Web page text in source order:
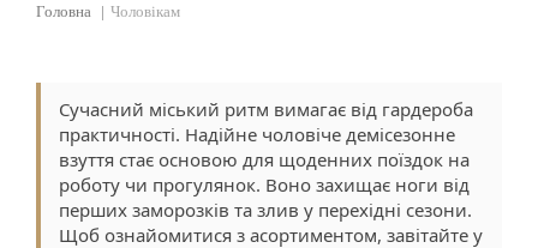
Головна Чоловікам
Сучасний міський ритм вимагає від гардероба
практичності. Надійне чоловіче демісезонне
взуття стає основою для щоденних поїздок на
роботу чи прогулянок. Воно захищає ноги від
перших заморозків та злив у перехідні сезони.
Щоб ознайомитися з асортиментом, завітайте у